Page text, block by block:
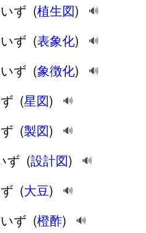
ず (植生図) 🔊
ず (表象化) 🔊
ず (象徴化) 🔊
(星図) 🔊
(製図) 🔊
ず (設計図) 🔊
(大豆) 🔊
ず (橙酢) 🔊